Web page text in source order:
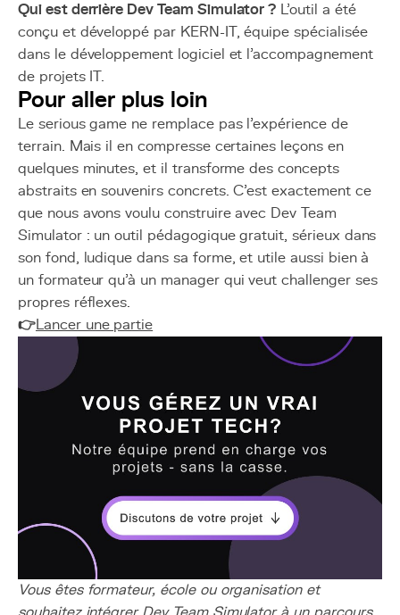
Qui est derrière Dev Team Simulator ? L'outil a été
conçu et développé par KERN-IT, équipe spécialisée
dans le développement logiciel et l'accompagnement
de projets IT.
Pour aller plus loin
Le serious game ne remplace pas l'expérience de
terrain. Mais il en compresse certaines leçons en
quelques minutes, et il transforme des concepts
abstraits en souvenirs concrets. C'est exactement ce
que nous avons voulu construire avec Dev Team
Simulator : un outil pédagogique gratuit, sérieux dans
son fond, ludique dans sa forme, et utile aussi bien à
un formateur qu'à un manager qui veut challenger ses
propres réflexes.
👉Lancer une partie
Vous êtes formateur, école ou organisation et